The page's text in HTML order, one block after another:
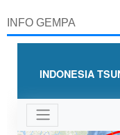
INFO GEMPA